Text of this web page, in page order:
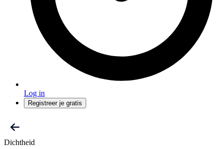
Log in
Registreer je gratis
Dichtheid